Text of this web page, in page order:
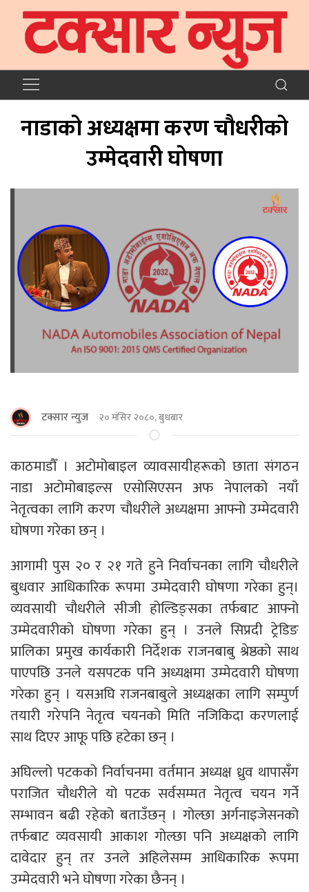
नाडाको अध्यक्षमा करण चौधरीको
उम्मेदवारी घोषणा
टक्सार न्युज २० मंसिर २०८०, बुधबार
काठमाडौँ । अटोमोबाइल व्यावसायीहरूको छाता संगठन
नाडा अटोमोबाइल्स एसोसिएसन अफ नेपालको नयाँ
नेतृत्वका लागि करण चौधरीले अध्यक्षमा आफ्नो उम्मेदवारी
घोषणा गरेका छन् ।
आगामी पुस २० र २१ गते हुने निर्वाचनका लागि चौधरीले
बुधवार आधिकारिक रूपमा उम्मेदवारी घोषणा गरेका हुन्।
व्यवसायी चौधरीले सीजी होल्डिङ्सका तर्फबाट आफ्नो
उम्मेदवारीको घोषणा गरेका हुन् । उनले सिप्रदी ट्रेडिङ
प्रालिका प्रमुख कार्यकारी निर्देशक राजनबाबु श्रेष्ठको साथ
पाएपछि उनले यसपटक पनि अध्यक्षमा उम्मेदवारी घोषणा
गरेका हुन् । यसअघि राजनबाबुले अध्यक्षका लागि सम्पुर्ण
तयारी गरेपनि नेतृत्व चयनको मिति नजिकिदा करणलाई
साथ दिएर आफू पछि हटेका छन् ।
अघिल्लो पटकको निर्वाचनमा वर्तमान अध्यक्ष ध्रुव थापासँग
पराजित चौधरीले यो पटक सर्वसम्मत नेतृत्व चयन गर्ने
सम्भावन बढी रहेको बताउँछन् । गोल्छा अर्गनाइजेसनको
तर्फबाट व्यवसायी आकाश गोल्छा पनि अध्यक्षकाे लागि
दावेदार हुन् तर उनले अहिलेसम्म आधिकारिक रूपमा
उम्मेदवारी भने घाेषणा गरेका छैनन् ।